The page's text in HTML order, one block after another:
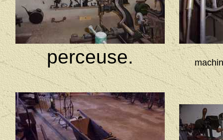
perceuse.